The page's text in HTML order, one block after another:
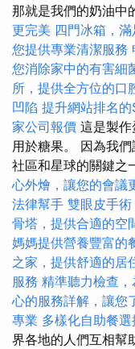
那就是我們的奶油中
更完美 四門冰箱，
您提供專業清潔服務
您消除家中的有害細
所，提供全方位的口
凹陷 提升網站排名的
家公司報價 這是製
用於糖果。 因為我
社區和星球的關鍵之
心外燴，讓您的會議
法律幫手 雙眼皮手
骨塔，提供合適的空
媽媽提供營養豐富的
之家，提供舒適的居
服務 精準聽力檢查
心的服務詳解，讓您
專業 多樣化自助餐
界各地的人們互相幫